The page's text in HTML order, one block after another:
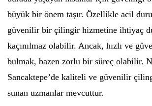
büyük bir önem taşır. Özellikle acil
güvenilir bir çilingir hizmetine ihtiyaç
kaçınılmaz olabilir. Ancak, hızlı ve
bulmak, bazen zorlu bir süreç olabilir.
Sancaktepe’de kaliteli ve güvenilir
sunan uzmanlar mevcuttur.